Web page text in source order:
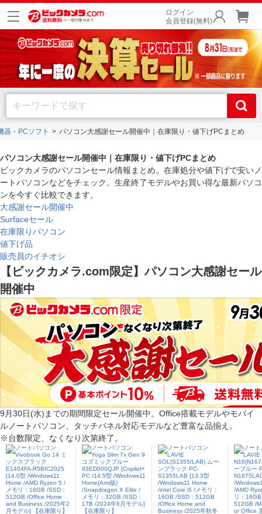
ログイン
会員登録(無料)
器・PCソフト パソコン大感謝セール開催中｜在庫限り・値下げPCまとめ
パソコン大感謝セール開催中｜在庫限り・値下げPCまとめ
ビックカメラのパソコンセール情報まとめ。在庫処分や値下げで安いノ
ートパソコンなどをチェック。生産終了モデルやお買い得な最新パソコ
ンを今すぐ比較できます。
大感謝セール開催中
Surfaceセール
在庫限りパソコン
値下げ品
販売員のイチオシ
【ビックカメラ.com限定】パソコン大感謝セール
開催中
9月30日(水)までの期間限定セール開催中。Office搭載モデルやモバイ
ルノートパソコン、タッチパネル対応モデルなど豊富な品揃え。
※台数限定、なくなり次第終了。